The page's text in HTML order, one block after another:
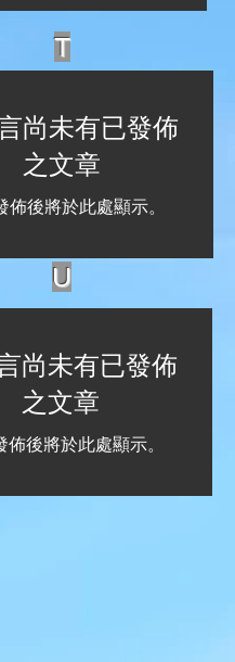
T
尚未有已發佈
之文章
佈後將於此處顯示。
U
尚未有已發佈
之文章
佈後將於此處顯示。